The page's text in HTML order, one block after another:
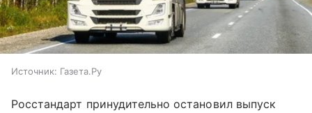
Источник: Газета.Ру
Росстандарт принудительно остановил выпуск